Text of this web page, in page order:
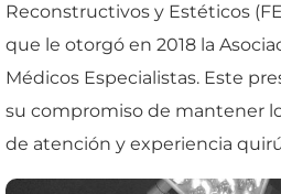
Reconstructivos y Estéticos
que le otorgó en 2018 la
Médicos Especialistas. Este
su compromiso de mantener
de atención y experiencia